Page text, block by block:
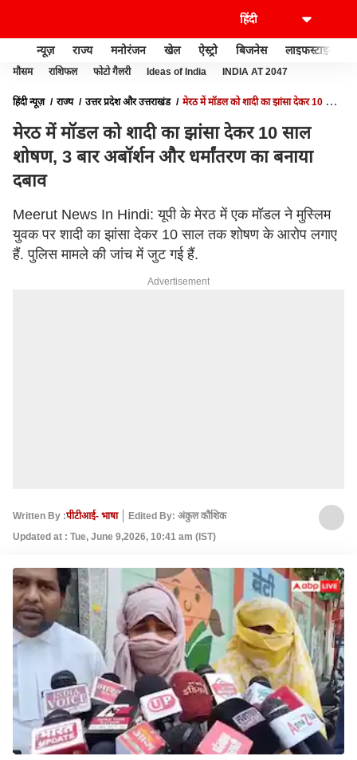
न्यूज़ राज्य मनोरंजन खेल ऐस्ट्रो बिजनेस लाइफस्टाइल
मौसम राशिफल फोटो गैलरी Ideas of India INDIA AT 2047
हिंदी न्यूज़ राज्य उत्तर प्रदेश और उत्तराखंड
मेरठ में मॉडल को शादी का झांसा देकर 10 साल
मेरठ में मॉडल को शादी का झांसा देकर 10 साल
शोषण, 3 बार अबॉर्शन और धर्मांतरण का बनाया
दबाव
Meerut News In Hindi: यूपी के मेरठ में एक मॉडल ने मुस्लिम
युवक पर शादी का झांसा देकर 10 साल तक शोषण के आरोप लगाए
हैं. पुलिस मामले की जांच में जुट गई हैं.
Advertisement
Written By :पीटीआई- भाषा
Edited By: अंकुल कौशिक
Updated at : Tue, June 9,2026, 10:41 am (IST)